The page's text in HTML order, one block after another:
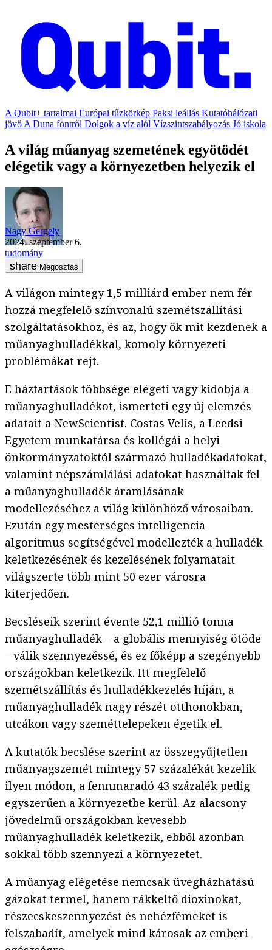
A Qubit+ tartalmai Európai tűzkörkép Paksi leállás Kutatóhálózati
jövő A Duna föntről Dolgok a víz alól Vízszintszabályozás Jó iskola
A világ műanyag szemetének egyötödét
elégetik vagy a környezetben helyezik el
Nagy Gergely
2024. szeptember 6.
tudomány
Megosztás
A világon mintegy 1,5 milliárd ember nem fér
hozzá megfelelő színvonalú szemétszállítási
szolgáltatásokhoz, és az, hogy ők mit kezdenek a
műanyaghulladékkal, komoly környezeti
problémákat rejt.
E háztartások többsége elégeti vagy kidobja a
műanyaghulladékot, ismerteti egy új elemzés
adatait a NewScientist. Costas Velis, a Leedsi
Egyetem munkatársa és kollégái a helyi
önkormányzatoktól származó hulladékadatokat,
valamint népszámlálási adatokat használtak fel
a műanyaghulladék áramlásának
modellezéséhez a világ különböző városaiban.
Ezután egy mesterséges intelligencia
algoritmus segítségével modellezték a hulladék
keletkezésének és kezelésének folyamatait
világszerte több mint 50 ezer városra
kiterjedően.
Becsléseik szerint évente 52,1 millió tonna
műanyaghulladék – a globális mennyiség ötöde
– válik szennyezéssé, és ez főképp a szegényebb
országokban keletkezik. Itt megfelelő
szemétszállítás és hulladékkezelés híján, a
műanyaghulladék nagy részét otthonokban,
utcákon vagy szeméttelepeken égetik el.
A kutatók becslése szerint az összegyűjtetlen
műanyagszemét mintegy 57 százalékát kezelik
ilyen módon, a fennmaradó 43 százalék pedig
egyszerűen a környezetbe kerül. Az alacsony
jövedelmű országokban kevesebb
műanyaghulladék keletkezik, ebből azonban
sokkal több szennyezi a környezetet.
A műanyag elégetése nemcsak üvegházhatású
gázokat termel, hanem rákkeltő dioxinokat,
részecskeszennyezést és nehézfémeket is
felszabadít, amelyek mind károsak az emberi